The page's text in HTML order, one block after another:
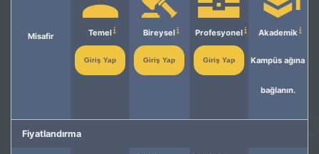
Misafir Temel
Giriş Yap
Bireysel
Giriş Yap
Profesyonel
Giriş Yap
Akademik
Kampüs ağına
bağlanın.
Fiyatlandırma